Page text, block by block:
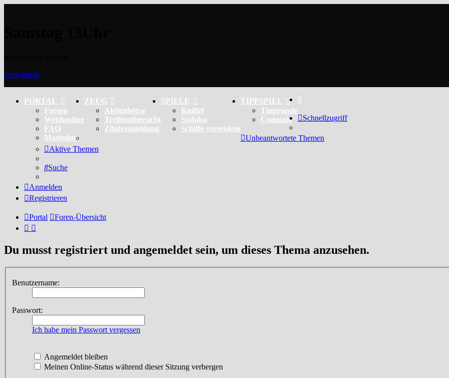
Zum Inhalt
PORTAL
Forum
Webhosting
FAQ
Mastodon
ZEUG
Aktienbörse
Treffenübersicht
Zitatesammlung
SPIELE
Kniffel
Sudoku
Schiffe versenken
TIPPSPIEL
Tipprunde
Comunio
Schnellzugriff
Unbeantwortete Themen
Aktive Themen
Suche
Anmelden
Registrieren
Portal Foren-Übersicht
Du musst registriert und angemeldet sein, um dieses Thema anzusehen.
Benutzername:
Passwort:
Ich habe mein Passwort vergessen
Angemeldet bleiben
Meinen Online-Status während dieser Sitzung verbergen